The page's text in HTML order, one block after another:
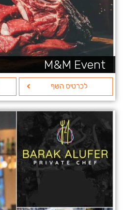
M&M Event
לכרטיס השף